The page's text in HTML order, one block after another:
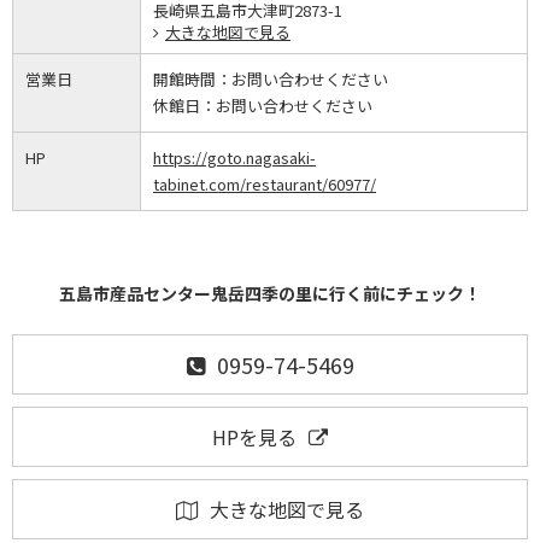
長崎県五島市大津町2873-1
大きな地図で見る
営業日 開館時間： お問い合わせください
休館日： お問い合わせください
HP
https://goto.nagasaki-
tabinet.com/restaurant/60977/
五島市産品センター鬼岳四季の里に行く前にチェック！
0959-74-5469
HPを見る
大きな地図で見る